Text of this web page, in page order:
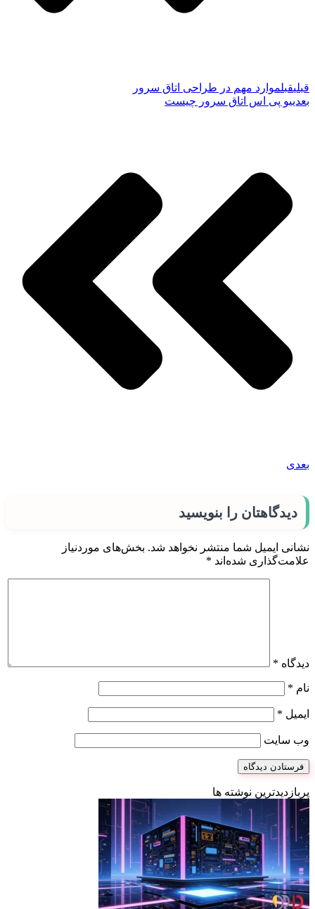
قبلیقبلموارد مهم در طراحی اتاق سرور
بعدییو پی اس اتاق سرور چیست
بعدی
دیدگاهتان را بنویسید
نشانی ایمیل شما منتشر نخواهد شد. بخش‌های موردنیاز
علامت‌گذاری شده‌اند *
دیدگاه *
نام *
ایمیل *
وب‌ سایت
پربازدیدترین نوشته ها